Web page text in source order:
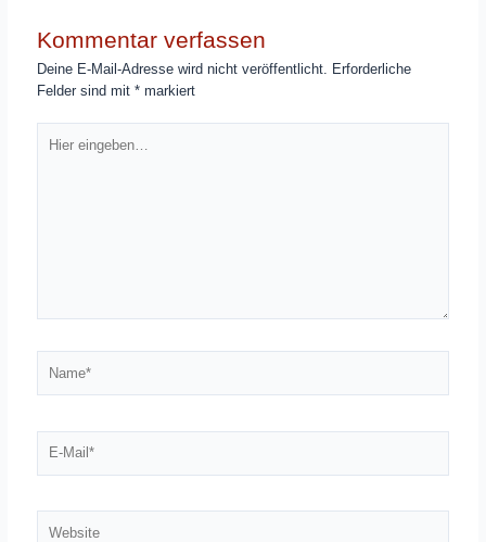
Kommentar verfassen
Deine E-Mail-Adresse wird nicht veröffentlicht.
Erforderliche
Felder sind mit* markiert
eingeben…
Mail*